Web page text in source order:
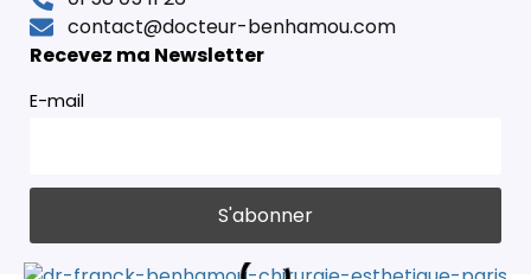
contact@docteur-benhamou.com
Recevez ma Newsletter
E-mail